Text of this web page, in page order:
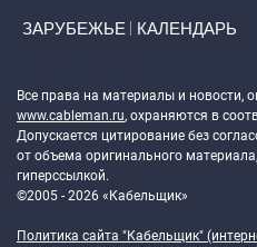
ЗАРУБЕЖЬЕ КАЛЕНДАРЬ
Все права на материалы и новости,
www.cableman.ru, охраняются в
Допускается цитирование без
от объема оригинального
гиперссылкой.
©2005 - 2026 «Кабельщик»
Политика сайта "Кабельщик"